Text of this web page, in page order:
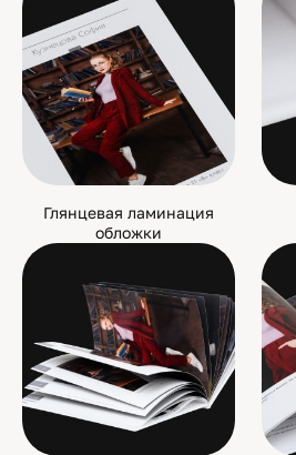
Глянцевая ламинация
обложки